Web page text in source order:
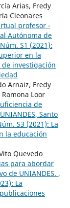
Arias, Fredy
Cleonares
profesor -
Autónoma de
S1 (2021):
en la
investigación
Arnaiz, Fredy
Loor
de
Santo
S3 (2021): La
la educación
Quevedo
para abordar
de UNIANDES. ,
La